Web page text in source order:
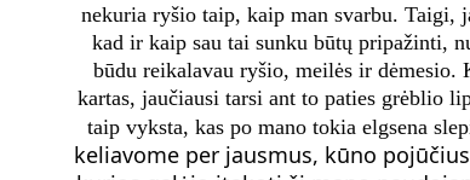
nekuria ryšio taip, kaip man svarbu. Taigi,
kad ir kaip sau tai sunku būtų pripažinti,
būdu reikalavau ryšio, meilės ir dėmesio.
kartas, jaučiausi tarsi ant to paties grėblio
taip vyksta, kas po mano tokia elgsena
keliavome per jausmus, kūno